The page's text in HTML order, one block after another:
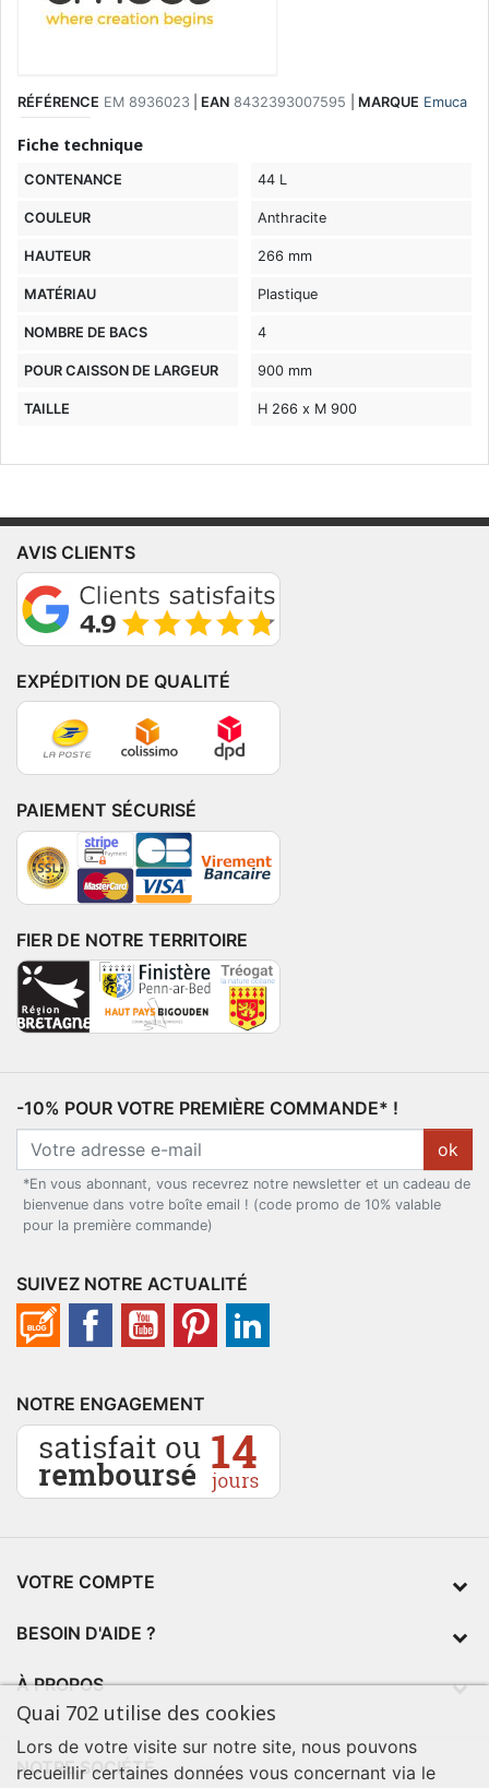
RÉFÉRENCE EM 8936023 EAN 8432393007595 MARQUE Emuca
Fiche technique
CONTENANCE 44 L
COULEUR Anthracite
HAUTEUR 266 mm
MATÉRIAU Plastique
NOMBRE DE BACS 4
POUR CAISSON DE LARGEUR 900 mm
TAILLE H 266 x M 900
AVIS CLIENTS
EXPÉDITION DE QUALITÉ
PAIEMENT SÉCURISÉ
FIER DE NOTRE TERRITOIRE
-10% POUR VOTRE PREMIÈRE COMMANDE* !
ok
*En vous abonnant, vous recevrez notre newsletter et un cadeau de
bienvenue dans votre boîte email ! (code promo de 10% valable
pour la première commande)
SUIVEZ NOTRE ACTUALITÉ
NOTRE ENGAGEMENT
VOTRE COMPTE
BESOIN D'AIDE ?
À PROPOS
NOTRE SOCIÉTÉ
Quai 702 utilise des cookies
Lors de votre visite sur notre site, nous pouvons
recueillir certaines données vous concernant via le